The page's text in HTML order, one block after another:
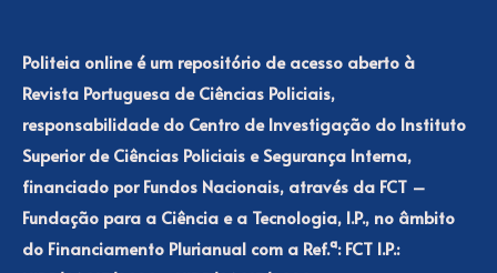
Politeia online é um repositório de acesso aberto à
Revista Portuguesa de Ciências Policiais,
responsabilidade do Centro de Investigação do Instituto
Superior de Ciências Policiais e Segurança Interna,
financiado por Fundos Nacionais, através da FCT –
Fundação para a Ciência e a Tecnologia, I.P., no âmbito
do Financiamento Plurianual com a Ref.ª: FCT I.P.: